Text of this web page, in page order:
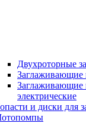
Двухроторные
электрические
и диски для